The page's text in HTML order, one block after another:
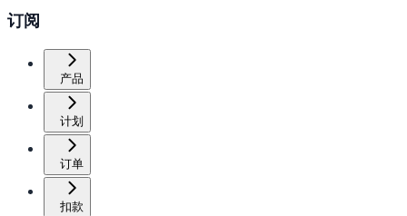
订阅
产品
计划
订单
扣款